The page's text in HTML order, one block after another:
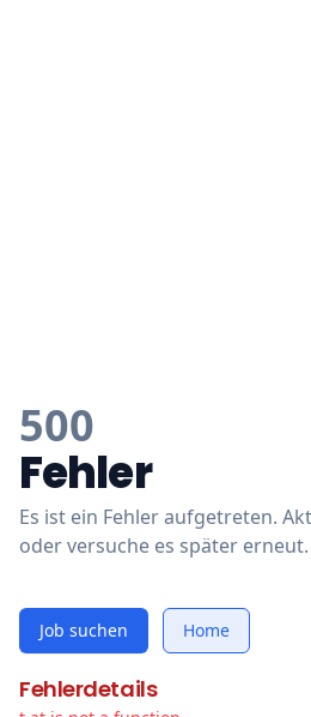
500
Fehler
Es ist ein Fehler aufgetreten.
oder versuche es später erneut.
Job suchen Home
Fehlerdetails